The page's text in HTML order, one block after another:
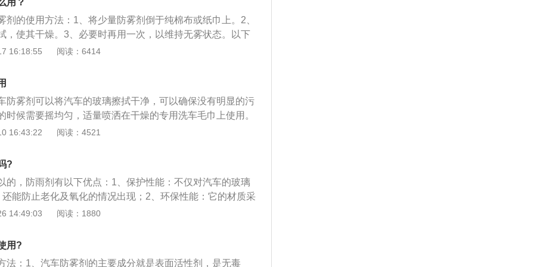
用？
剂的使用方法：1、将少量防雾剂倒于纯棉布或纸巾上。2、
，使其干燥。3、必要时再用一次，以维持无雾状态。以下
注意事项：1、易燃物。只可于良好通风处使用。2、不可饮
压、穿破或燃烧罐身，空罐亦然。5、请勿让儿童触及和取
16:18:55 阅读：6414
防雾剂可以将汽车的玻璃擦拭干净，可以确保没有明显的污
时候需要摇均匀，适量喷洒在干燥的专用洗车毛巾上使用。
车的玻璃防雾，主要用于汽车车内和车外的防雾工作，防止
剂是采用新一代分散防滴材料和纳米有机活性剂使雾气和汽
和湿度差距比较高的时候需要使用。
16:43:22 阅读：4521
?
的，防雨剂有以下优点：1、保护性能：不仅对汽车的玻璃
能防止老化及氧化的情况出现；2、环保性能：它的材质采
是无毒、无异味、无腐蚀的，而且浓宿高效，每平方米仅需
液体的冰点，从而起到防冻的作用，能很快溶解冰霜。
14:49:03 阅读：1880
用?
法：1、汽车防雾剂的主要成分就是表面活性剂，是无毒